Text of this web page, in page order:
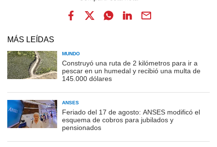
MÁS LEÍDAS
MUNDO
Construyó una ruta de 2 kilómetros para ir a
pescar en un humedal y recibió una multa de
145.000 dólares
ANSES
Feriado del 17 de agosto: ANSES modificó el
esquema de cobros para jubilados y
pensionados